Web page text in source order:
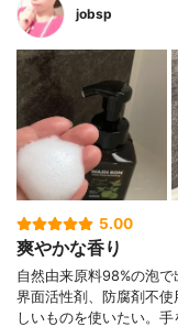
jobsp
5.00
爽やかな香り
自然由来原料98%の泡
界面活性剤、防腐剤不
しいものを使いたい。